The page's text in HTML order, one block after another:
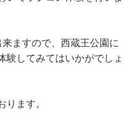
ますので、西蔵王公園に
験してみてはいかがでしょ
ります。